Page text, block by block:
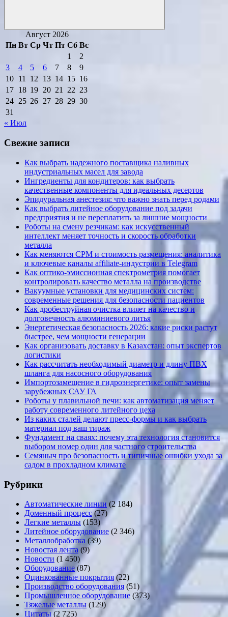
Поиск
Август 2026
Пн Вт Ср Чт Пт Сб Вс
1
2
3
4 5 6 7 8
9
10 11 12 13 14 15 16
17 18 19 20 21 22 23
24 25 26 27 28 29 30
31
« Июл
Свежие записи
Как выбрать надежного поставщика наливных
индустриальных масел для завода
Ингредиенты для кондитеров: как выбрать
качественные компоненты для идеальных десертов
Эпидуральная анестезия: что важно знать перед родами
Как выбрать литейное оборудование под задачи
предприятия и не переплатить за лишние мощности
Роботы на смену резчикам: как искусственный
интеллект меняет точность и скорость обработки
металла
Как меняются CPM и стоимость размещения: аналитика
и ключевые каналы affiliate-индустрии в Telegram
Как оптико-эмиссионная спектрометрия помогает
контролировать качество металла на производстве
Вакуумные установки для медицинских систем:
современные решения для безопасности пациентов
Как дробеструйная очистка влияет на качество и
долговечность алюминиевого литья
Энергетическая безопасность 2026: какие риски растут
быстрее, чем мощности генерации
Как организовать доставку в Казахстан: опыт экспертов
логистики
Как рассчитать необходимый диаметр и длину ПВХ
шланга для насосного оборудования
Импортозамещение в гидроэнергетике: опыт замены
зарубежных САУ ГА
Роботы у плавильной печи: как автоматизация меняет
работу современного литейного цеха
Из каких сталей делают пресс-формы и как выбрать
материал под ваш тираж
Фундамент на сваях: почему эта технология становится
выбором номер один для частного строительства
Семяныч про безопасность и типичные ошибки ухода за
садом в прохладном климате
Рубрики
Автоматические линии (2 184)
Доменный процесс(27)
Легкие металлы (153)
Литейное оборудование (2 346)
Металлобработка (39)
Новостая лента (9)
Новости (1 450)
Оборудование(87)
Оцинкованные покрытия (22)
Производство оборудования (51)
Промышленное оборудование (373)
Тяжелые металлы (129)
Цитаты(2 725)